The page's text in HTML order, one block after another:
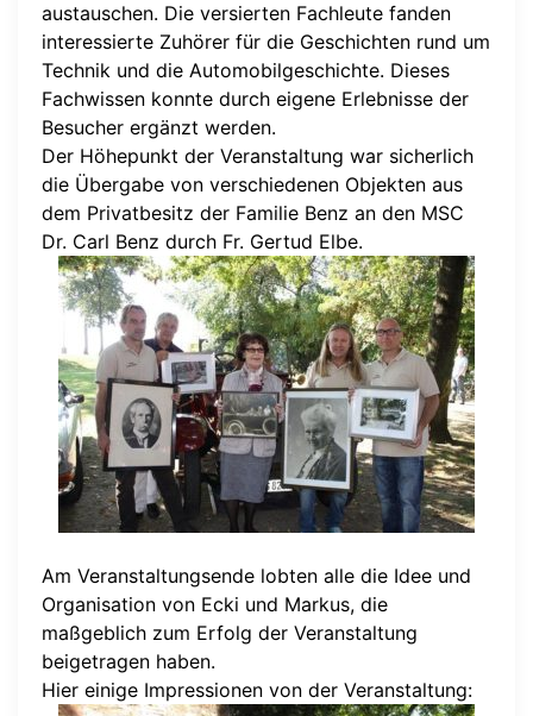
austauschen. Die versierten Fachleute fanden
interessierte Zuhörer für die Geschichten rund um
Technik und die Automobilgeschichte. Dieses
Fachwissen konnte durch eigene Erlebnisse der
Besucher ergänzt werden.
Der Höhepunkt der Veranstaltung war sicherlich
die Übergabe von verschiedenen Objekten aus
dem Privatbesitz der Familie Benz an den MSC
Dr. Carl Benz durch Fr. Gertud Elbe.
Am Veranstaltungsende lobten alle die Idee und
Organisation von Ecki und Markus, die
maßgeblich zum Erfolg der Veranstaltung
beigetragen haben.
Hier einige Impressionen von der Veranstaltung: